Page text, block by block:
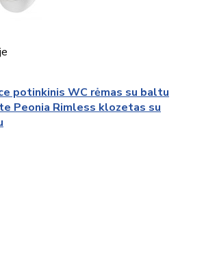
potinkinis WC rėmas su baltu
Peonia Rimless klozetas su